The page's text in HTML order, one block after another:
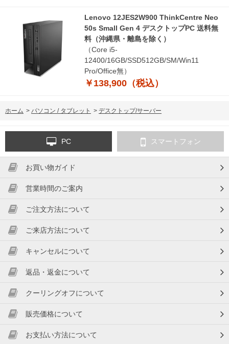
Lenovo 12JES2W900 ThinkCentre Neo
50s Small Gen 4 デスクトップPC 送料無
料（沖縄県・離島を除く）
（Core i5-
12400/16GB/SSD512GB/SM/Win11
Pro/Office無）
￥138,900（税込）
ホーム > パソコン / タブレット > デスクトップ/サーバー
PC スマートフォン
お買い物ガイド
営業時間のご案内
ご注文方法について
ご来店方法について
キャンセルについて
返品・返金について
クーリングオフについて
販売価格について
お支払い方法について